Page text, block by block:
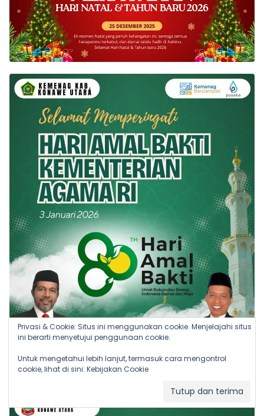
Privasi & Cookie: Situs ini menggunakan cookie. Menjelajahi situs
ini berarti menyetujui penggunaan cookie.
Untuk mengetahui lebih lanjut, termasuk cara mengontrol
cookie, lihat di sini: Kebijakan Cookie